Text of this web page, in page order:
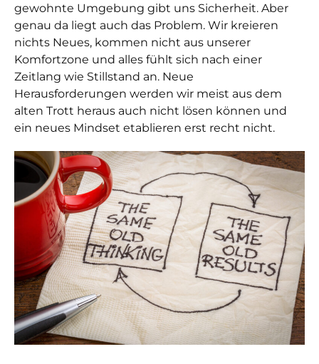
gewohnte Umgebung gibt uns Sicherheit. Aber
genau da liegt auch das Problem. Wir kreieren
nichts Neues, kommen nicht aus unserer
Komfortzone und alles fühlt sich nach einer
Zeitlang wie Stillstand an. Neue
Herausforderungen werden wir meist aus dem
alten Trott heraus auch nicht lösen können und
ein neues Mindset etablieren erst recht nicht.